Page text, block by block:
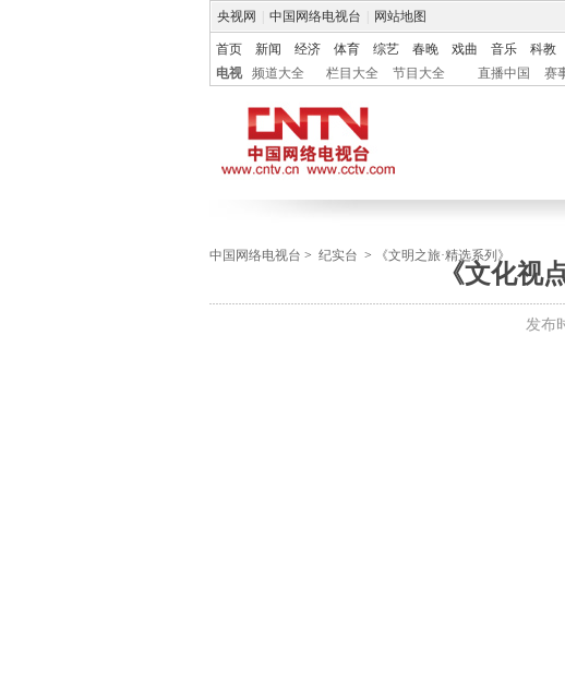
央视网 中国网络电视台 网站地图
首页 新闻 经济 体育 综艺 春晚 戏曲 音乐 科教
电视
频道大全 栏目大全 节目大全 直播中国 赛
中国网络电视台 > 纪实台 > 《文明之旅·精选系列》
《文化视
发布